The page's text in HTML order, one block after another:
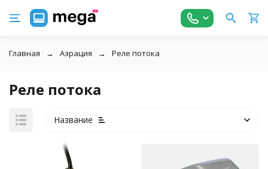
Главная Аэрация Реле потока
Реле потока
Название